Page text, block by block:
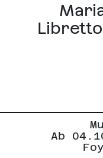
Libretto
Ab